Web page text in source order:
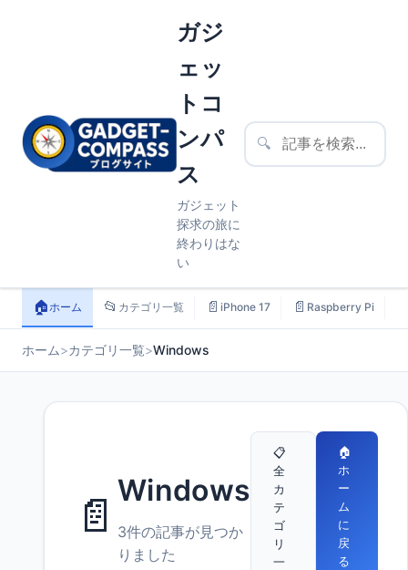
ガジ
ェッ
トコ
ンパ
ス
ガジェット
探求の旅に
終わりはな
い
🔍
🏠ホーム 📂 カテゴリ一覧 📄 iPhone 17 📄 Raspberry Pi
ホーム>カテゴリ一覧>Windows
📄 Windows
3件の記事が見つか
りました
📋
全
カ
テ
ゴ
リ
一
🏠
ホ
ー
ム
に
戻
る